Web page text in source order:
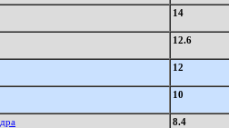
14
12.6
12
10
8.4